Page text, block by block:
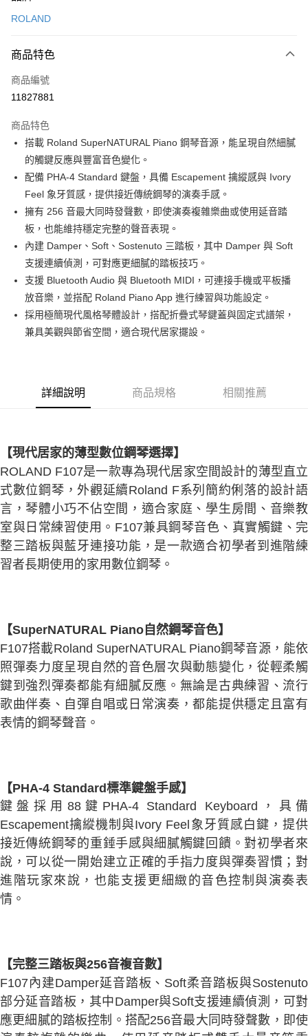
信用卡一次付款
3 期 0 利率 每期
合作金庫商業銀行
上海商業儲蓄銀行
臺灣中小企業銀行
匯豐（台灣）商業銀行
華泰商業銀行
聯邦商業銀行
元大商業銀行
永豐商業銀行
玉山商業銀行
星展（台灣）商業銀行
台灣樂天信用卡公司
合作金庫商業銀行
上海商業儲蓄銀行
國泰世華商業銀行
兆豐國際商業銀行
匯豐（台灣）商業銀行
聯邦商業銀行
遠東國際商業銀行
元大商業銀行
永豐商業銀行
玉山商業銀行
星展（台灣）商業銀行
台新國際商業銀行
中國信託商業銀行
LINE Pay
Apple Pay
街口支付
悠遊付
全盈+PAY
大哥付你分期
相關說明
【大哥付你分期使用說明】
1.本服務由台灣大哥大提供，台灣大哥大用戶可立即使用無須另外申請。
2.付款方式選擇「大哥付你分期」，訂單成立後會自動跳轉到大哥付的交易
流程，驗證手機門號後，選擇欲分期的期數、繳款截止日，確認付款後即完
3.實際核准額度、可分期數及費用金額請依後續交易確認頁面所載為準。
4.訂單成立30分鐘內，如未前往確認交易或遇審核未通過，訂單將自動取
醒簡訊。
2.透過簡訊連結打開帳單後，可選擇「超商條碼／台灣大直營門市／銀行轉
【注意事項】
1.本服務係由「台灣大哥大股份有限公司」（以下簡稱本公司）所提供，讓
用戶於交易時，得透過本服務購買商品或服務，並由商店將買賣／分期付款
2.基於同意付款使用「大哥付你分期」之契約關係目的，商店將以您的個人
資料（包含姓名、電話或地址）提供予台灣大哥大進項蒐集、處理及利用，
3.完整用戶服務條款，請詳閱以下連結：https://oppay.tw/userRule
ATM付款
運送方式
ROLAND
商品特色
商品編號
11827881
商品特色
搭載 Roland SuperNATURAL Piano 鋼琴音源，能呈現自然細膩
的觸鍵反應與豐富音色變化。
配備 PHA-4 Standard 鍵盤，具備 Escapement 擒縱感與 Ivory
Feel 象牙質感，提供接近傳統鋼琴的演奏手感。
擁有 256 音最大同時發聲數，即使演奏複雜樂曲或使用延音踏
板，也能維持穩定完整的聲音表現。
內建 Damper、Soft、Sostenuto 三踏板，其中 Damper 與 Soft
支援連續偵測，可對應更細膩的踏板技巧。
支援 Bluetooth Audio 與 Bluetooth MIDI，可連接手機或平板播
放音樂，並搭配 Roland Piano App 進行練習與功能設定。
採用極簡現代風格琴體設計，搭配折疊式琴鍵蓋與固定式譜架，
兼具美觀與節省空間，適合現代居家擺設。
詳細說明 商品規格 相關推薦
【現代居家的薄型數位鋼琴選擇】
ROLAND F107是一款專為現代居家空間設計的薄型直立
式數位鋼琴，外觀延續Roland F系列簡約俐落的設計語
言，琴體小巧不佔空間，適合家庭、學生房間、音樂教
室與日常練習使用。F107兼具鋼琴音色、真實觸鍵、完
整三踏板與藍牙連接功能，是一款適合初學者到進階練
習者長期使用的家用數位鋼琴。
【SuperNATURAL Piano自然鋼琴音色】
F107搭載Roland SuperNATURAL Piano鋼琴音源，能依
照彈奏力度呈現自然的音色層次與動態變化，從輕柔觸
鍵到強烈彈奏都能有細膩反應。無論是古典練習、流行
歌曲伴奏、自彈自唱或日常演奏，都能提供穩定且富有
表情的鋼琴聲音。
【PHA-4 Standard標準鍵盤手感】
鍵盤採用88鍵PHA-4 Standard Keyboard，具備
Escapement擒縱機制與Ivory Feel象牙質感白鍵，提供
接近傳統鋼琴的重錘手感與細膩觸鍵回饋。對初學者來
說，可以從一開始建立正確的手指力度與彈奏習慣；對
進階玩家來說，也能支援更細緻的音色控制與演奏表
情。
【完整三踏板與256音複音數】
F107內建Damper延音踏板、Soft柔音踏板與Sostenuto
部分延音踏板，其中Damper與Soft支援連續偵測，可對
應更細膩的踏板控制。搭配256音最大同時發聲數，即使